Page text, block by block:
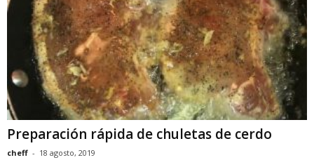
Preparación rápida de chuletas de cerdo
cheff - 18 agosto, 2019